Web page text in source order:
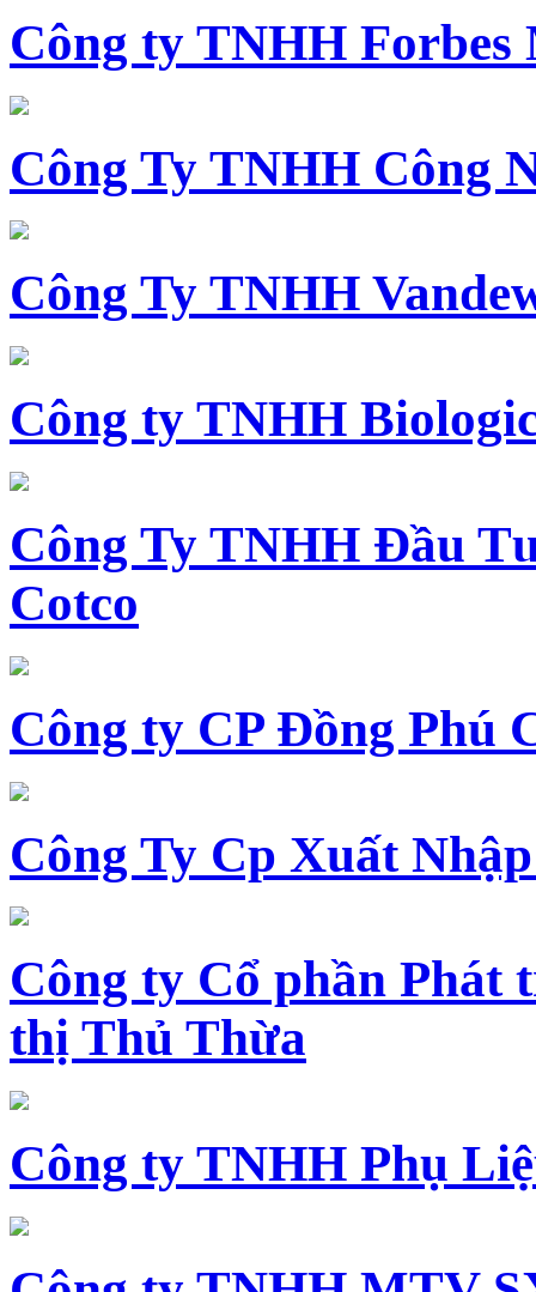
Công ty TNHH
Công Ty TNHH Công
Công Ty TNHH
Công ty TNHH
Công Ty TNHH Đầu
Cotco
Công ty CP Đồng Phú
Công Ty Cp Xuất
Công ty Cổ phần Phát
thị Thủ Thừa
Công ty TNHH Phụ